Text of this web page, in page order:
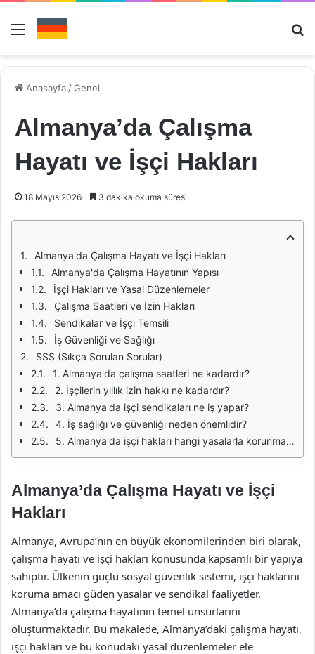
Menü
Anasayfa /Genel
Almanya’da Çalışma
Hayatı ve İşçi Hakları
18 Mayıs 2026 3 dakika okuma süresi
Almanya'da Çalışma Hayatı ve İşçi Hakları
Almanya'da Çalışma Hayatının Yapısı
İşçi Hakları ve Yasal Düzenlemeler
Çalışma Saatleri ve İzin Hakları
Sendikalar ve İşçi Temsili
İş Güvenliği ve Sağlığı
SSS (Sıkça Sorulan Sorular)
1. Almanya'da çalışma saatleri ne kadardır?
2. İşçilerin yıllık izin hakkı ne kadardır?
3. Almanya'da işçi sendikaları ne iş yapar?
4. İş sağlığı ve güvenliği neden önemlidir?
5. Almanya'da işçi hakları hangi yasalarla korunmaktadır?
Almanya’da Çalışma Hayatı ve İşçi
Hakları
Almanya, Avrupa’nın en büyük ekonomilerinden biri olarak,
çalışma hayatı ve işçi hakları konusunda kapsamlı bir yapıya
sahiptir. Ülkenin güçlü sosyal güvenlik sistemi, işçi haklarını
koruma amacı güden yasalar ve sendikal faaliyetler,
Almanya’da çalışma hayatının temel unsurlarını
oluşturmaktadır. Bu makalede, Almanya’daki çalışma hayatı,
işçi hakları ve bu konudaki yasal düzenlemeler ele